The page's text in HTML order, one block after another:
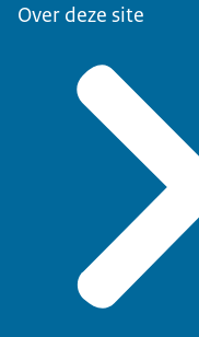
Over deze site